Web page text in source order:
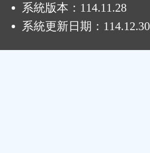
系統版本： 114.11.28
系統更新日期： 114.12.30